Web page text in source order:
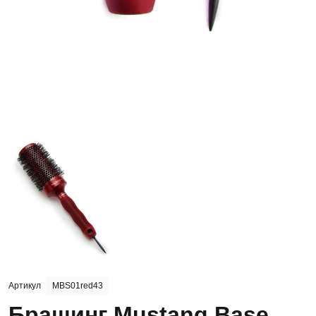
Артикул MBS01red43